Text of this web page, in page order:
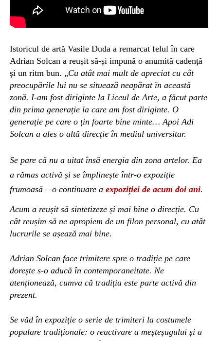
Istoricul de artă Vasile Duda a remarcat felul în care
Adrian Solcan a reușit să-și impună o anumită cadență
și un ritm bun. „Cu atât mai mult de apreciat cu cât
preocupările lui nu se situează neapărat în această
zonă. I-am fost diriginte la Liceul de Arte, a făcut parte
din prima generație la care am fost diriginte. O
generație pe care o țin foarte bine minte… Apoi Adi
Solcan a ales o altă direcție în mediul universitar.
Se pare că nu a uitat însă energia din zona artelor. Ea
a rămas activă și se împlinește într-o expoziție
frumoasă – o continuare a expoziției de acum doi ani.
Acum a reușit să sintetizeze și mai bine o direcție. Cu
cât reușim să ne apropiem de un filon personal, cu atât
lucrurile se așează mai bine.
Adrian Solcan face trimitere spre o tradiție pe care
dorește s-o aducă în contemporaneitate. Ne
atenționează, cumva că tradiția este parte activă din
prezent.
Se văd în expoziție o serie de trimiteri la costumele
populare tradiționale: o reactivare a meșteșugului și a